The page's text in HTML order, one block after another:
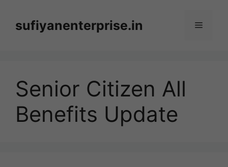
contentsufiyanenterprise.in Menu
Senior Citizen All
Benefits Update